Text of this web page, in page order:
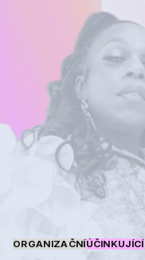
ORGANIZAČNÍÚČINKUJÍCÍ